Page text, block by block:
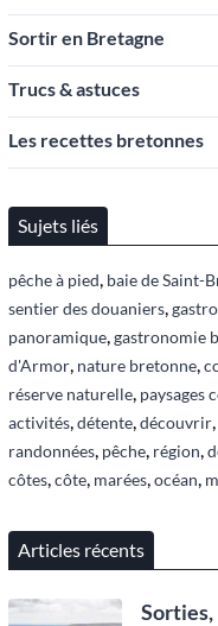
Sortir en Bretagne
Trucs & astuces
Les recettes bretonnes
Sujets liés
pêche à pied, baie de Saint-
sentier des douaniers,
panoramique,gastronomie
d'Armor, nature bretonne,
réserve naturelle, paysages
activités,détente,découvrir,
randonnées, pêche, région,
côtes,côte, marées,océan,
Articles récents